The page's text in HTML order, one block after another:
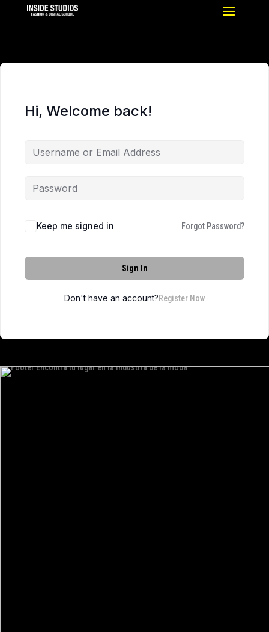
Hi, Welcome back!
Keep me signed in Forgot Password?
Sign In
Don't have an account?Register Now